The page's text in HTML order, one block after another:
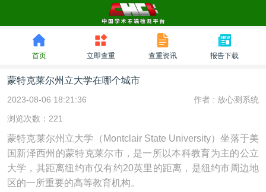
首页 立即查重 查重资讯 报告下载
蒙特克莱尔州立大学在哪个城市
2023-08-06 18:21:36 作者 : 放心测系统
浏览次数：221
蒙特克莱尔州立大学（Montclair State University）坐落于美
国新泽西州的蒙特克莱尔市，是一所以本科教育为主的公立
大学，其距离纽约市仅有约20英里的距离，是纽约市周边地
区的一所重要的高等教育机构。